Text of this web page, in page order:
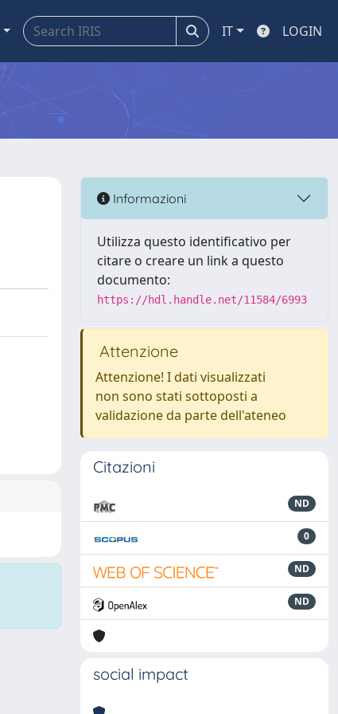
IT LOGIN
Informazioni
Utilizza questo identificativo per
citare o creare un link a questo
documento:
https://hdl.handle.net/11584/6993
Attenzione
Attenzione! I dati visualizzati
non sono stati sottoposti a
validazione da parte dell'ateneo
Citazioni
ND
0
ND
ND
social impact